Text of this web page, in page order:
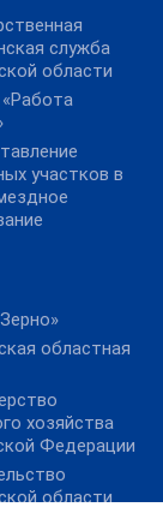
служба
области
участков в
областная
хозяйства
Федерации
области